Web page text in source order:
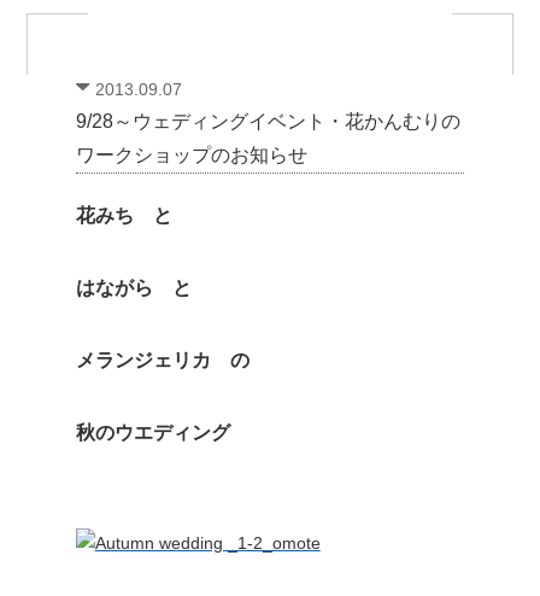
2013.09.07
9/28～ウェディングイベント・花かんむりの
ワークショップのお知らせ
花みち と
はながら と
メランジェリカ の
秋のウエディング